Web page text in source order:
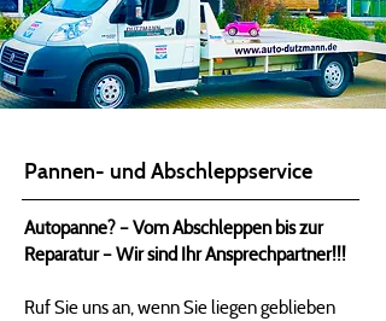
Pannen- und Abschleppservice
Autopanne? – Vom Abschleppen bis zur
Reparatur – Wir sind Ihr Ansprechpartner!!!
Ruf Sie uns an, wenn Sie liegen geblieben